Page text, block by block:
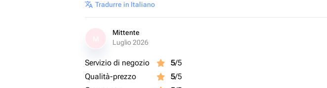
Tradurre in Italiano
Mittente
Luglio 2026
Servizio di negozio 5/5
Qualità-prezzo
5/5